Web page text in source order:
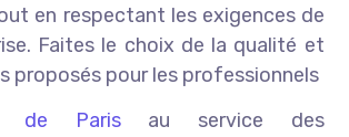
en respectant les exigences de
Faites le choix de la qualité et
proposés pour les professionnels
de Parisau service des